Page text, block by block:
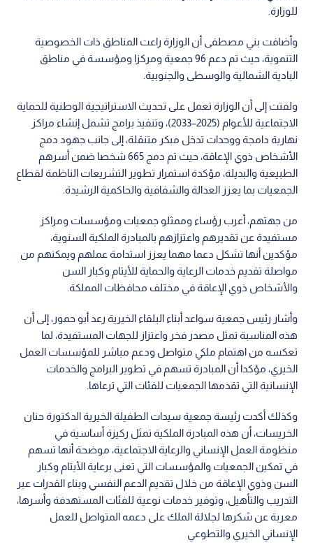
للوزارة.
وأضافت بني مصطفى أن الوزارة راعت المناطق ذات الخصوصية
التنموية، حيث تم دعم 96 جمعية ومركزا ومؤسسة في مناطق
البادية الشمالية والوسطى والجنوبية.
ولفتت إلى أن الوزارة تعمل على تحديث الاستراتيجية الوطنية للحماية
الاجتماعية للأعوام (2025–2033)، وتنفيذ برامج تشمل إنشاء مراكز
نهارية دامجة ووحدات تدخل مبكر متنقلة، إلى جانب جهود دمج
الأشخاص ذوي الإعاقة، حيث تم دمج 665 شخصا ضمن أسرهم
الطبيعية والبديلة، مؤكدة استمرار تطوير التشريعات الناظمة لقطاع
الجمعيات بما يعزز العدالة والشفافية والحاكمية الرشيدة.
من جهتهم، أعرب رؤساء وممثلو جمعيات ومؤسسات ومراكز
مستفيدة عن تقديرهم واعتزازهم بالمبادرة الملكية السنوية،
مؤكدين أنها تشكل دعما مهما يعزز استدامة عملهم ويمكنهم من
مواصلة تقديم خدمات الرعاية والحماية للأيتام وكبار السن
والأشخاص ذوي الإعاقة في مختلف محافظات المملكة.
وأشار رئيس جمعية سواعد أبناء البلقاء الخيرية رعد أبو حمور، إلى أن
هذه المناسبة تمثل مصدر فخر واعتزاز للجهات المستفيدة، لما
تعكسه من اهتمام ملكي متواصل ودعم مباشر للمؤسسات العمل
الخيري، مؤكدا أن المبادرة تسهم في تطوير البرامج والخدمات
الإنسانية التي تقدمها الجمعيات للفئات التي ترعاها.
وكذلك أكدت رئيسة جمعية سيدات الطفيلة الخيرية الدكتورة حنان
الخريسات، أن هذه المبادرة الملكية تمثل ركيزة أساسية في
منظومة العمل الإنساني والرعاية الاجتماعية، موضحة أنها تسهم
في تمكين الجمعيات والمؤسسات التي تعنى برعاية الأيتام وكبار
السن وذوي الإعاقة من خلال تقديم الدعم النفسي وبناء القدرات عبر
التدريب والتأهيل، وتوفير خدمات نوعية للفئات المستهدفة وأسرها،
معربة عن شكرها لجلالة الملك على دعمه المتواصل للعمل
الإنساني الخيري والتطوعي